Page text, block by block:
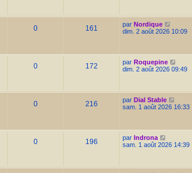
0 161 par Nordique
dim. 2 août 2026 10:09
0 172 par Roquepine
dim. 2 août 2026 09:49
0 216 par Dial Stable
sam. 1 août 2026 16:33
0 196 par Indrona
sam. 1 août 2026 14:39